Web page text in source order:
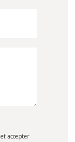
et accepter